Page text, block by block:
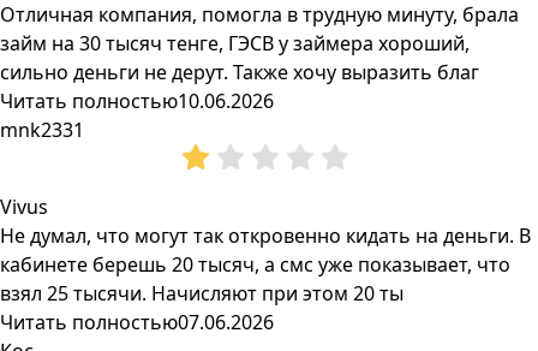
Отличная компания, помогла в трудную минуту, брала
займ на 30 тысяч тенге, ГЭСВ у займера хороший,
сильно деньги не дерут. Также хочу выразить благ
Читать полностью10.06.2026
mnk2331
Vivus
Не думал, что могут так откровенно кидать на деньги. В
кабинете берешь 20 тысяч, а смс уже показывает, что
взял 25 тысячи. Начисляют при этом 20 ты
Читать полностью07.06.2026